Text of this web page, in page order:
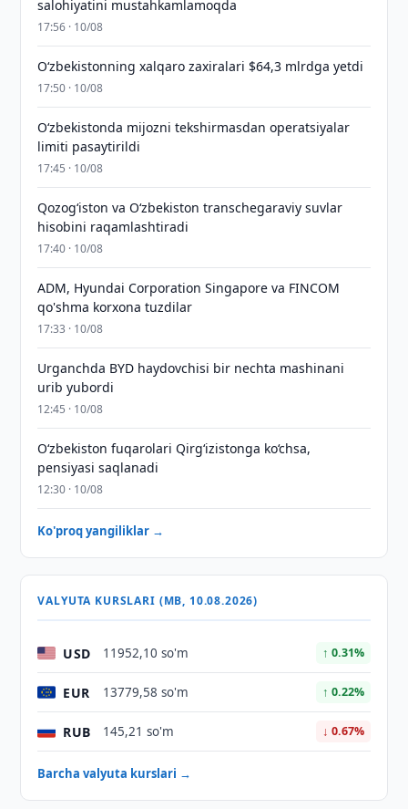
salohiyatini mustahkamlamoqda
17:56 · 10/08
O‘zbekistonning xalqaro zaxiralari $64,3 mlrdga yetdi
17:50 · 10/08
O‘zbekistonda mijozni tekshirmasdan operatsiyalar
limiti pasaytirildi
17:45 · 10/08
Qozog‘iston va O‘zbekiston transchegaraviy suvlar
hisobini raqamlashtiradi
17:40 · 10/08
ADM, Hyundai Corporation Singapore va FINCOM
qo'shma korxona tuzdilar
17:33 · 10/08
Urganchda BYD haydovchisi bir nechta mashinani
urib yubordi
12:45 · 10/08
O‘zbekiston fuqarolari Qirg‘izistonga ko‘chsa,
pensiyasi saqlanadi
12:30 · 10/08
Ko'proq yangiliklar →
VALYUTA KURSLARI (MB, 10.08.2026)
USD 11952,10 so'm ↑ 0.31%
EUR 13779,58 so'm ↑ 0.22%
RUB 145,21 so'm ↓ 0.67%
Barcha valyuta kurslari →